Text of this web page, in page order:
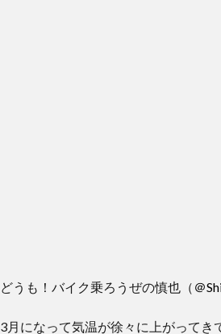
どうも！バイク乗ろうぜの慎也（ ＠
3月になって気温が徐々に上がって